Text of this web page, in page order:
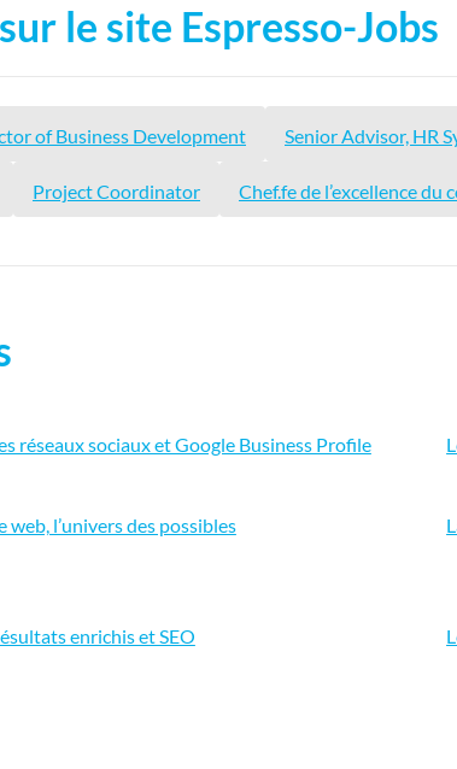
le site Espresso-Jobs
of Business Development Senior Advisor, HR
Project Coordinator Chef.fe de l’excellence du
réseaux sociaux et Google Business Profile
web, l’univers des possibles
enrichis et SEO